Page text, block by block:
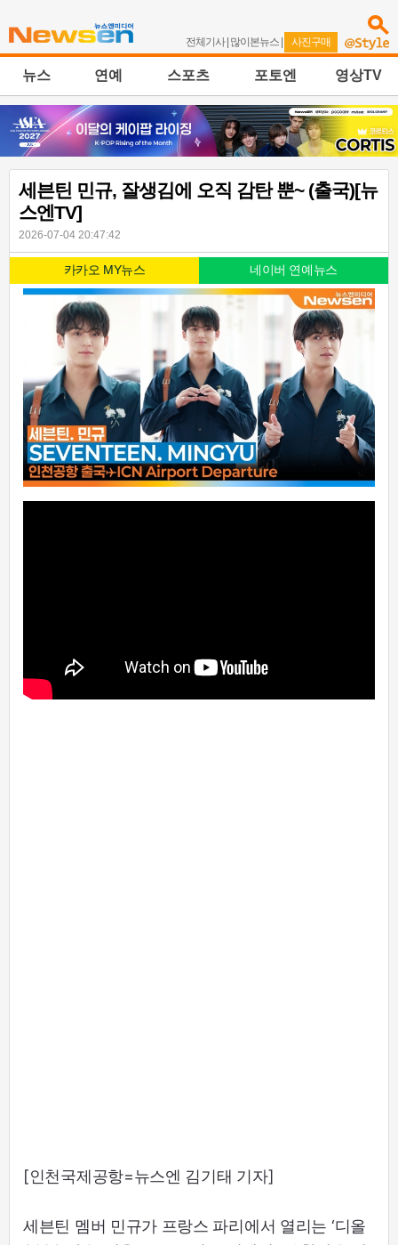
전체기사| 많이본뉴스 | 사진구매
뉴스 연예 스포츠 포토엔 영상TV
세븐틴 민규, 잘생김에 오직 감탄 뿐~ (출국)[뉴
스엔TV]
2026-07-04 20:47:42
카카오 MY뉴스 네이버 연예뉴스
[인천국제공항=뉴스엔 김기태 기자]
세븐틴 멤버 민규가 프랑스 파리에서 열리는 ‘디올